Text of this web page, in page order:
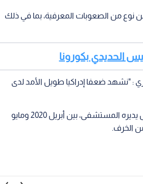
من نوع من الصعوبات المعرفية، بما في ذلك
الحديدي بكورونا
: "نشهد ضعفا إدراكيا طويل الأمد لدى
وأجريت اختبارات على 740 مريضا سجلوا أنفسهم ليكونوا جزءا من سجل يديره المستشفى، بين أبريل 2020 ومايو